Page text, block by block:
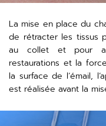
La mise en place du
de rétracter les tissus
au collet et pour
restaurations et la
la surface de l’émail,
est réalisée avant la